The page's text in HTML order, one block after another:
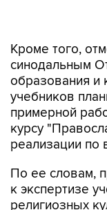
образования и
учебников
примерной
курсу
реализации по
По ее словам,
религиозных